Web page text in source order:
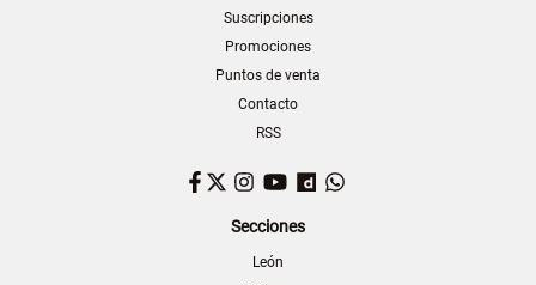
Suscripciones
Promociones
Puntos de venta
Contacto
RSS
Facebook
TwitterInstagram
YouTubeDailymotion
Secciones
León